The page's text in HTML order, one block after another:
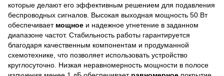
которые делают его эффективным решением для подавления
беспроводных сигналов. Высокая выходная мощность 50 Вт
обеспечивает мощное и надежное угнетение в заданном
диапазоне частот. Стабильность работы гарантируется
благодаря качественным компонентам и продуманной
схемотехнике, что позволяет использовать устройство
круглосуточно. Низкая неравномерность мощности в полосе